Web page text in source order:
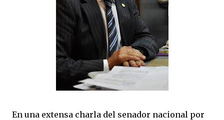
En una extensa charla del senador nacional por